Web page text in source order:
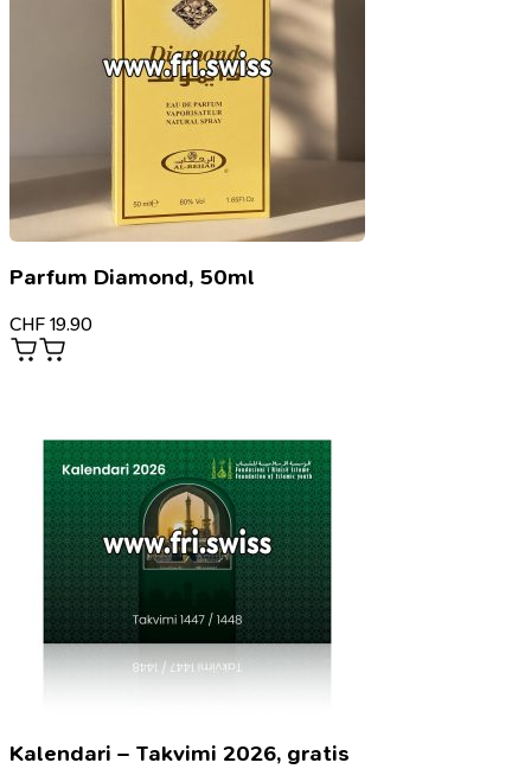
Parfum Diamond, 50ml
CHF 19.90
Kalendari – Takvimi 2026, gratis